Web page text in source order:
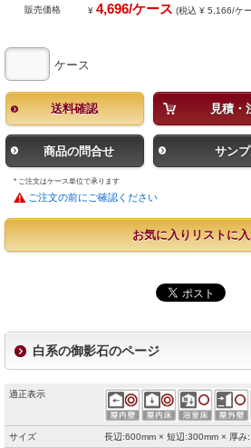
販売価格 ¥4,696/ケース (税込 ¥ 5,166/ケ
ケース
送料確認 見積・
商品の問合せ サン
* ご注文はケース単位で承ります
ご注文の前にご確認ください
お気に入りリストに
白系の御影石のページ
適正表示
サイズ 長辺:600mm × 短辺:300mm × 厚み